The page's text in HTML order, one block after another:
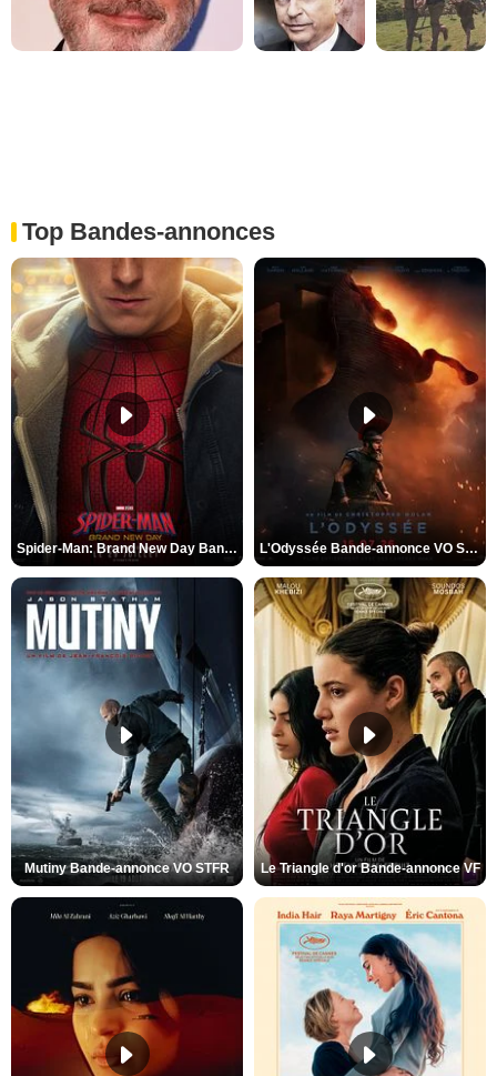
Top Bandes-annonces
Spider-Man: Brand New Day Bande-annonce VO STFR L'Odyssée Bande-annonce VO STFR
Mutiny Bande-annonce VO STFR Le Triangle d'or Bande-annonce VF